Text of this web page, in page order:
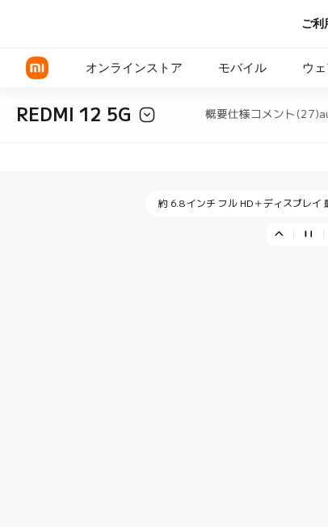
ご利
オンラインストア モバイル ウ
REDMI 12 5G 概要仕様コメント(27)
"高級感のあるガラス背面 シン
約 6.8 インチ フル HD＋ディスプレイ